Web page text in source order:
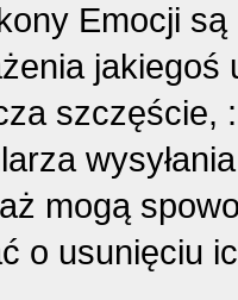
Emocji
szczęście,
mogą
o usunięciu